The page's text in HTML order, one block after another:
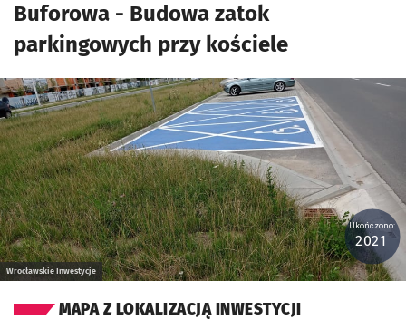
Buforowa - Budowa zatok
parkingowych przy kościele
Kliknij, aby powiększyć
Wrocławskie Inwestycje
Ukończono:
2021
MAPA Z LOKALIZACJĄ INWESTYCJI